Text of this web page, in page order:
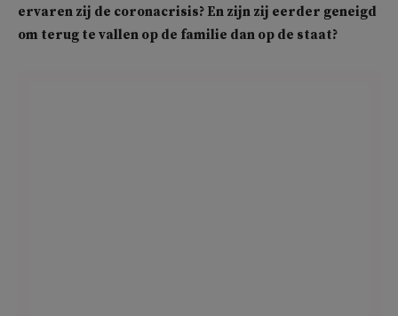
ervaren zij de coronacrisis? En zijn zij eerder geneigd
om terug te vallen op de familie dan op de staat?